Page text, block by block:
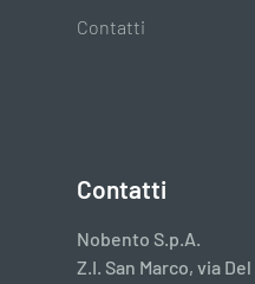
Contatti
Contatti
Nobento S.p.A.
Z.I. San Marco, via